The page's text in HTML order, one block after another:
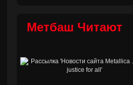
Метбаш Читают